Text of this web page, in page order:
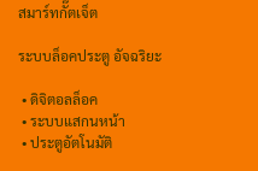
สมาร์ทกั๊ตเจ็ต
ระบบล็อคประตู อัจฉริยะ
•ดิจิตอลล็อค
• ระบบแสกนหน้า
• ประตูอัตโนมัติ